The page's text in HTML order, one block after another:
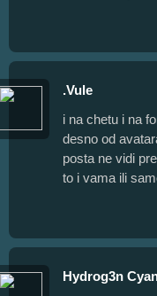
.Vule
i na chetu i na
desno od
posta ne vidi
to i vama ili
Hydrog3n